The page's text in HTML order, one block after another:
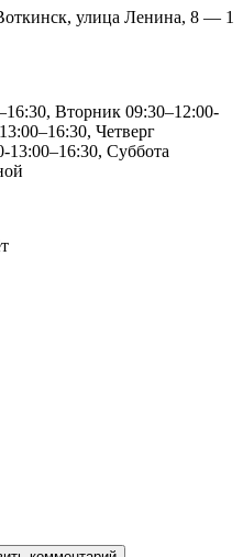
улица Ленина, 8 — 1
Вторник 09:30–12:00-
Четверг
Суббота